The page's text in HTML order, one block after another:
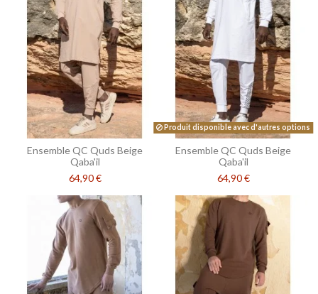
Ensemble QC Quds Beige
Qaba'il
64,90 €
Produit disponible avec d'autres options
Ensemble QC Quds Beige
Qaba'il
64,90 €